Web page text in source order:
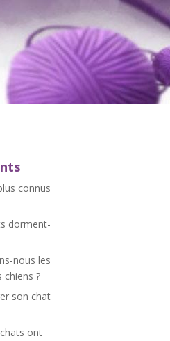
connus
dorment-
nous les
chiens ?
son chat
ont